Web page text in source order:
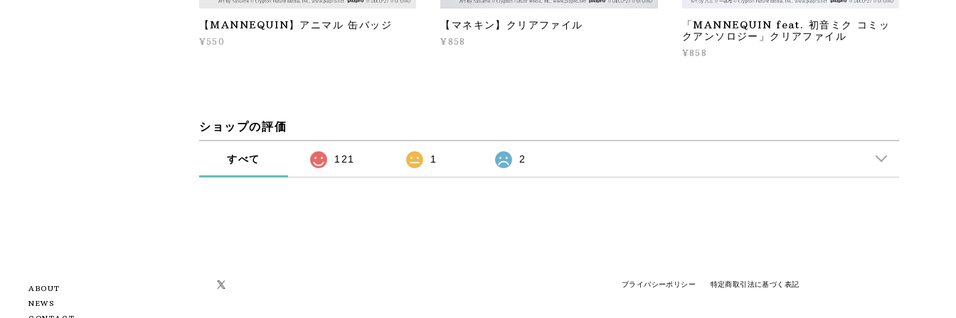
ABOUT
NEWS
【MANNEQUIN】アニマル 缶バッジ
¥550
【マネキン】クリアファイル
¥858
「MANNEQUIN feat. 初音ミク コミッ
クアンソロジー」クリアファイル
¥858
ショップの評価
すべて 121 1 2
プライバシーポリシー 特定商取引法に基づく表記